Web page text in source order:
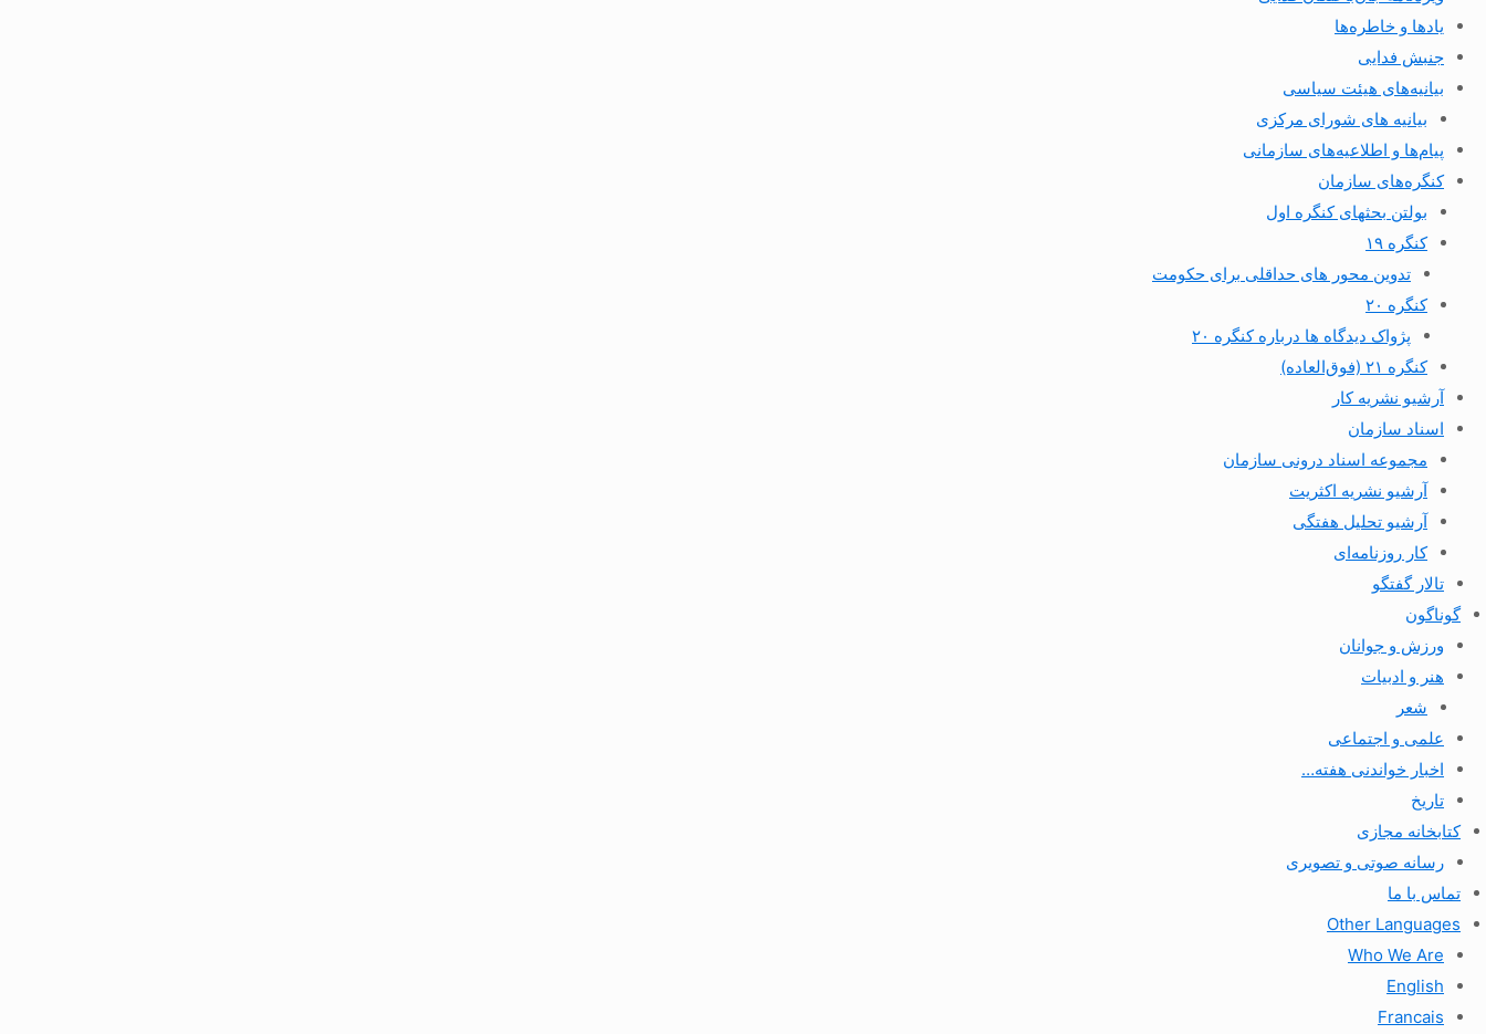
یادها و خاطره‌ها
جنبش فدایی
بیانیه‌های هیئت سیاسی
بیانیه های شورای مرکزی
پیام‌ها و اطلاعیه‌های سازمانی
کنگره‌های سازمان
بولتن بحثهای کنگره اول
کنگره ۱۹
تدوین محور های حداقلی برای حکومت
کنگره ۲۰
پژواک دیدگاه ها درباره کنگره ۲۰
کنگره ۲۱ (فوق‌العاده)
آرشیو نشریه کار
اسناد سازمان
مجموعه اسناد درونی سازمان
آرشیو نشریه اکثریت
آرشیو تحلیل هفتگی
کار روزنامه‌ای
تالار گفتگو
گوناگون
ورزش و جوانان
هنر و ادبیات
شعر
علمی و اجتماعی
اخبار خواندنی هفته…
تاریخ
کتابخانه مجازی
رسانه صوتی و تصویری
تماس با ما
Other Languages
Who We Are
English
Francais